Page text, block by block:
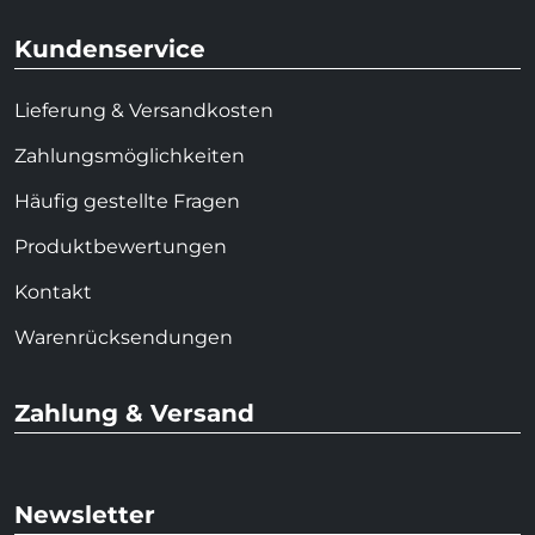
Kundenservice
Lieferung & Versandkosten
Zahlungsmöglichkeiten
Häufig gestellte Fragen
Produktbewertungen
Kontakt
Warenrücksendungen
Zahlung & Versand
Newsletter